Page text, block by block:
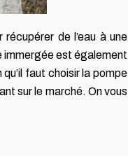
de l’eau à une
immergée est également
faut choisir la pompe
sur le marché. On vous